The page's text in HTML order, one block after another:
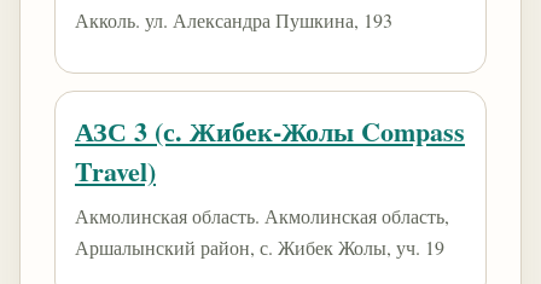
Акколь. ул. Александра Пушкина, 193
АЗС 3 (с. Жибек-Жолы Compass
Travel)
Акмолинская область. Акмолинская область,
Аршалынский район, с. Жибек Жолы, уч. 19